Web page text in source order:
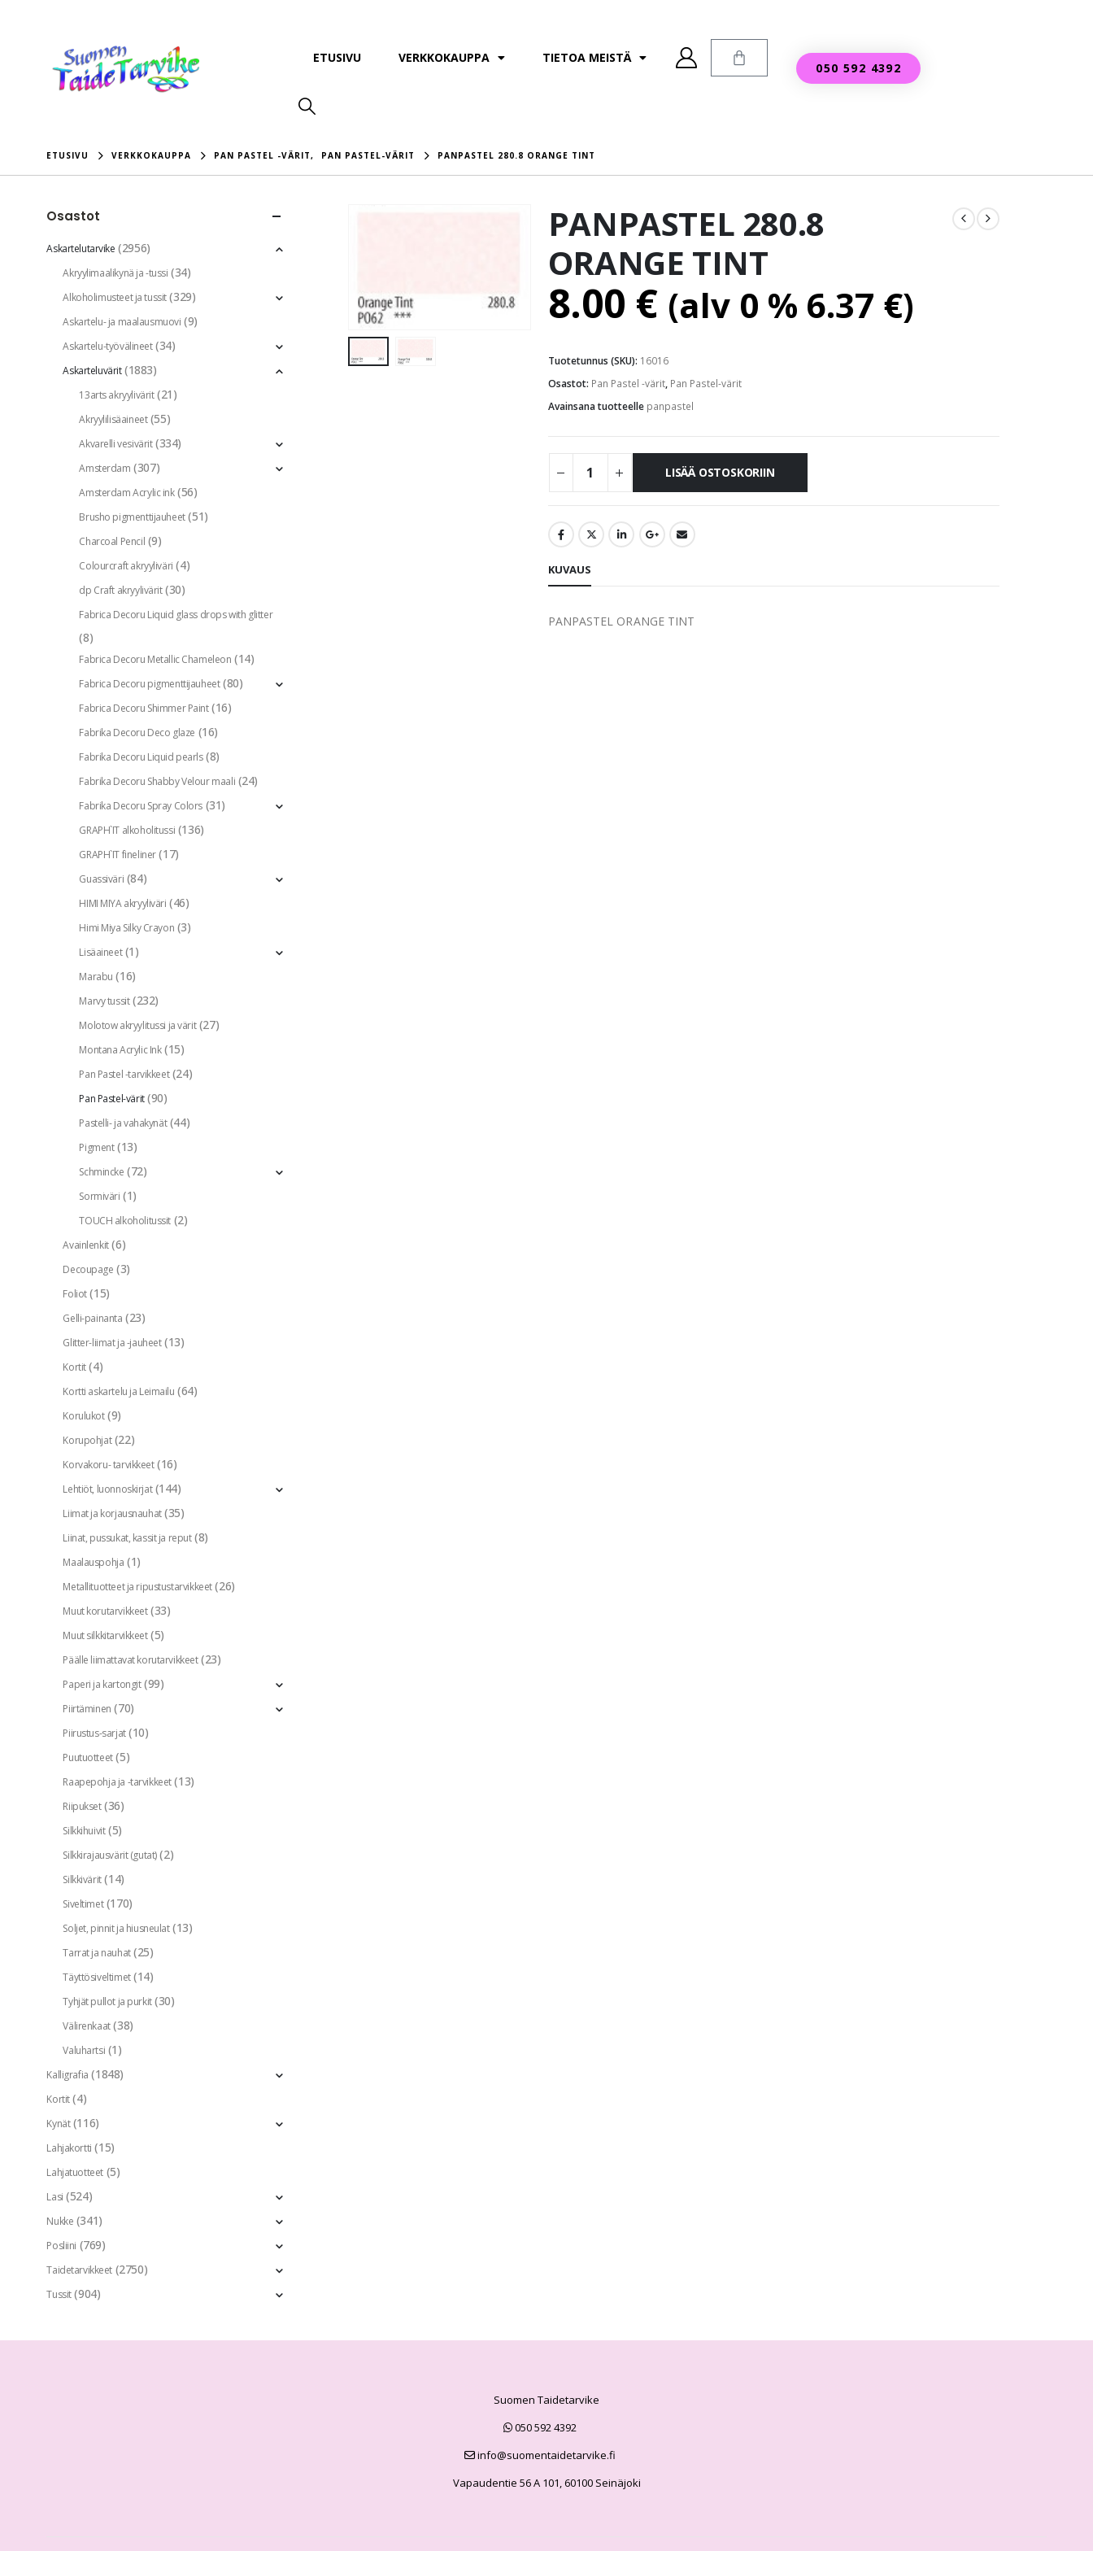
ETUSIVU VERKKOKAUPPA TIETOA MEISTÄ
050 592 4392
ETUSIVU VERKKOKAUPPA PAN PASTEL -VÄRIT, PAN PASTEL-VÄRIT PANPASTEL 280.8 ORANGE TINT
PANPASTEL 280.8
ORANGE TINT
8.00 € (alv 0 % 6.37 €)
Tuotetunnus (SKU): 16016
Osastot: Pan Pastel -värit, Pan Pastel-värit
Avainsana tuotteelle panpastel
LISÄÄ OSTOSKORIIN
KUVAUS
PANPASTEL ORANGE TINT
Osastot
Askartelutarvike (2956)
Akryylimaalikynä ja -tussi (34)
Alkoholimusteet ja tussit (329)
Askartelu- ja maalausmuovi (9)
Askartelu-työvälineet (34)
Askarteluvärit (1883)
13arts akryylivärit (21)
Akryylilisäaineet (55)
Akvarelli vesivärit (334)
Amsterdam (307)
Amsterdam Acrylic ink (56)
Brusho pigmenttijauheet (51)
Charcoal Pencil (9)
Colourcraft akryyliväri (4)
dp Craft akryylivärit (30)
Fabrica Decoru Liquid glass drops with glitter
(8)
Fabrica Decoru Metallic Chameleon (14)
Fabrica Decoru pigmenttijauheet (80)
Fabrica Decoru Shimmer Paint (16)
Fabrika Decoru Deco glaze (16)
Fabrika Decoru Liquid pearls (8)
Fabrika Decoru Shabby Velour maali (24)
Fabrika Decoru Spray Colors (31)
GRAPH`IT alkoholitussi (136)
GRAPH`IT fineliner (17)
Guassiväri (84)
HIMI MIYA akryyliväri (46)
Himi Miya Silky Crayon (3)
Lisäaineet (1)
Marabu (16)
Marvy tussit (232)
Molotow akryylitussi ja värit (27)
Montana Acrylic Ink (15)
Pan Pastel -tarvikkeet (24)
Pan Pastel-värit (90)
Pastelli- ja vahakynät (44)
Pigment (13)
Schmincke (72)
Sormiväri (1)
TOUCH alkoholitussit (2)
Avainlenkit (6)
Decoupage (3)
Foliot (15)
Gelli-painanta (23)
Glitter-liimat ja -jauheet (13)
Kortit (4)
Kortti askartelu ja Leimailu (64)
Korulukot (9)
Korupohjat (22)
Korvakoru- tarvikkeet (16)
Lehtiöt, luonnoskirjat (144)
Liimat ja korjausnauhat (35)
Liinat, pussukat, kassit ja reput (8)
Maalauspohja (1)
Metallituotteet ja ripustustarvikkeet (26)
Muut korutarvikkeet (33)
Muut silkkitarvikkeet (5)
Päälle liimattavat korutarvikkeet (23)
Paperi ja kartongit (99)
Piirtäminen (70)
Piirustus-sarjat (10)
Puutuotteet (5)
Raapepohja ja -tarvikkeet (13)
Riipukset (36)
Silkkihuivit (5)
Silkkirajausvärit (gutat) (2)
Silkkivärit (14)
Siveltimet (170)
Soljet, pinnit ja hiusneulat (13)
Tarrat ja nauhat (25)
Täyttösiveltimet (14)
Tyhjät pullot ja purkit (30)
Välirenkaat (38)
Valuhartsi (1)
Kalligrafia (1848)
Kortit (4)
Kynät (116)
Lahjakortti (15)
Lahjatuotteet (5)
Lasi (524)
Nukke (341)
Posliini (769)
Taidetarvikkeet (2750)
Tussit (904)
Suomen Taidetarvike
050 592 4392
info@suomentaidetarvike.fi
Vapaudentie 56 A 101, 60100 Seinäjoki